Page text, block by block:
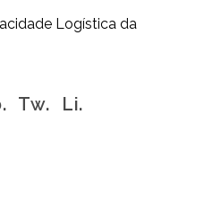
Logística da
Tw. Li.